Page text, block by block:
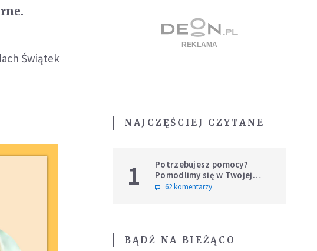
Świątek
NAJCZĘŚCIEJ CZYTANE
1
Potrzebujesz pomocy?
Pomodlimy się w Twojej
intencji
62 komentarzy
BĄDŹ NA BIEŻĄCO